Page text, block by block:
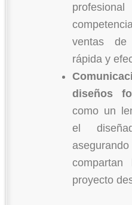
ventas
rápida y
diseños
como un
el
proyecto